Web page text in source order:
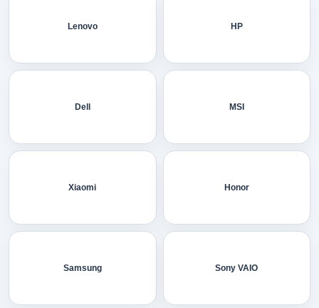
Lenovo HP
Dell MSI
Xiaomi Honor
Samsung Sony VAIO